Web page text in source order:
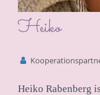
Heiko
Heiko Rabenberg